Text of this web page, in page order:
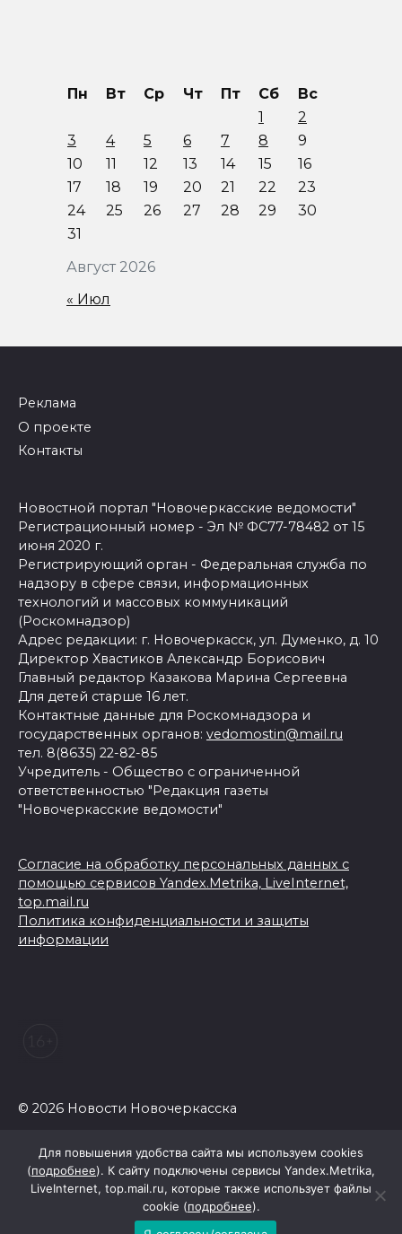
Август 2026
Пн Вт Ср Чт Пт Сб
Вс
1
2
3
4 5 6 7 8
9
10
11 12 13 14 15
16
17
18 19 20 21 22
23
24
25 26 27 28 29
30
31
« Июл
Реклама
О проекте
Контакты
Новостной портал "Новочеркасские ведомости"
Регистрационный номер - Эл № ФС77-78482 от 15
июня 2020 г.
Регистрирующий орган - Федеральная служба по
надзору в сфере связи, информационных
технологий и массовых коммуникаций
(Роскомнадзор)
Адрес редакции: г. Новочеркасск, ул. Думенко, д. 10
Директор Хвастиков Александр Борисович
Главный редактор Казакова Марина Сергеевна
Для детей старше 16 лет.
Контактные данные для Роскомнадзора и
государственных органов: vedomostin@mail.ru
тел. 8(8635) 22-82-85
Учредитель - Общество с ограниченной
ответственностью "Редакция газеты
"Новочеркасские ведомости"
Согласие на обработку персональных данных с
помощью сервисов Yandex.Metrika, LiveInternet,
top.mail.ru
Политика конфиденциальности и защиты
информации
© 2026 Новости Новочеркасска
Для повышения удобства сайта мы используем cookies
(подробнее). К сайту подключены сервисы Yandex.Metrika,
LiveInternet, top.mail.ru, которые также использует файлы
cookie (подробнее).